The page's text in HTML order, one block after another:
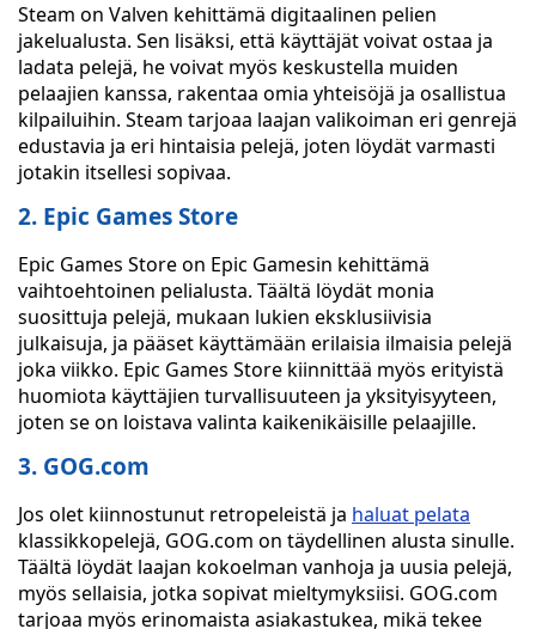
Steam on Valven kehittämä digitaalinen pelien
jakelualusta. Sen lisäksi, että käyttäjät voivat ostaa ja
ladata pelejä, he voivat myös keskustella muiden
pelaajien kanssa, rakentaa omia yhteisöjä ja osallistua
kilpailuihin. Steam tarjoaa laajan valikoiman eri genrejä
edustavia ja eri hintaisia pelejä, joten löydät varmasti
jotakin itsellesi sopivaa.
2. Epic Games Store
Epic Games Store on Epic Gamesin kehittämä
vaihtoehtoinen pelialusta. Täältä löydät monia
suosittuja pelejä, mukaan lukien eksklusiivisia
julkaisuja, ja pääset käyttämään erilaisia ilmaisia pelejä
joka viikko. Epic Games Store kiinnittää myös erityistä
huomiota käyttäjien turvallisuuteen ja yksityisyyteen,
joten se on loistava valinta kaikenikäisille pelaajille.
3. GOG.com
Jos olet kiinnostunut retropeleistä ja haluat pelata
klassikkopelejä, GOG.com on täydellinen alusta sinulle.
Täältä löydät laajan kokoelman vanhoja ja uusia pelejä,
myös sellaisia, jotka sopivat mieltymyksiisi. GOG.com
tarjoaa myös erinomaista asiakastukea, mikä tekee